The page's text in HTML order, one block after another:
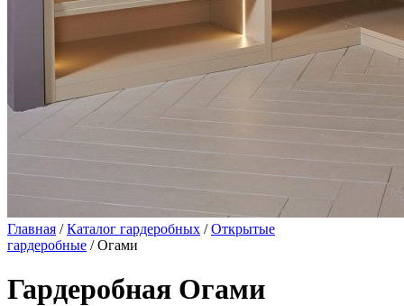
Главная /Каталог гардеробных /Открытые
гардеробные / Огами
Гардеробная Огами